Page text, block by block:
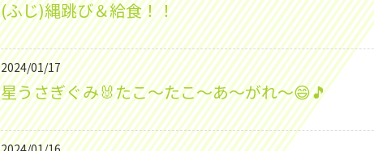
(ふじ)縄跳び＆給食！！
2024/01/17
星うさぎぐみ🐰たこ～たこ～あ～がれ～😄🎵